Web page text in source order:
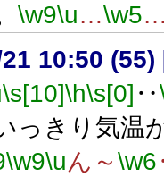
\w9\u…\w5
10:50 (55)
\s[10]\h\s[0] ‥
っきり気温
\w9\uん～\w6